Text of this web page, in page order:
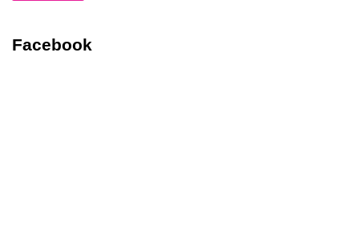
Facebook